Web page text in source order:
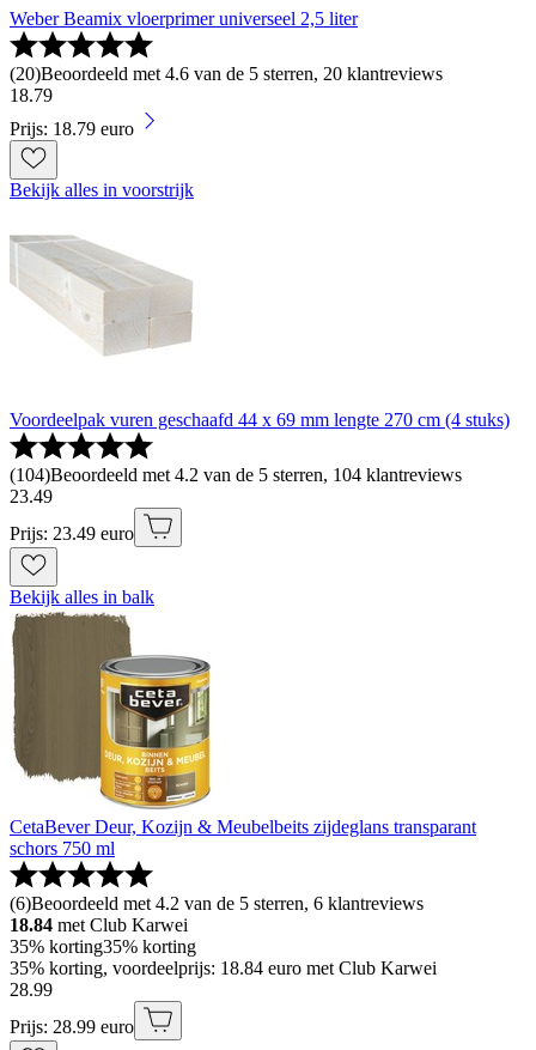
Weber Beamix vloerprimer universeel 2,5 liter
(20)Beoordeeld met 4.6 van de 5 sterren, 20 klantreviews
18.79
Prijs: 18.79 euro
Bekijk alles in voorstrijk
Voordeelpak vuren geschaafd 44 x 69 mm lengte 270 cm (4 stuks)
(104)Beoordeeld met 4.2 van de 5 sterren, 104 klantreviews
23.49
Prijs: 23.49 euro
Bekijk alles in balk
CetaBever Deur, Kozijn & Meubelbeits zijdeglans transparant
schors 750 ml
(6)Beoordeeld met 4.2 van de 5 sterren, 6 klantreviews
18.84 met Club Karwei
35% korting35% korting
35% korting, voordeelprijs: 18.84 euro met Club Karwei
28.99
Prijs: 28.99 euro